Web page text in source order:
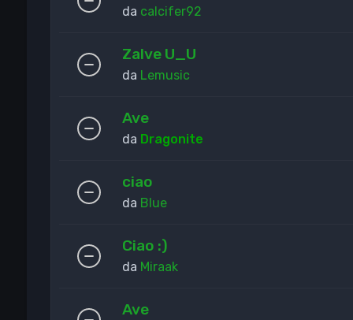
da calcifer92
Zalve U_U
da Lemusic
Ave
da Dragonite
ciao
da Blue
Ciao :)
da Miraak
Ave